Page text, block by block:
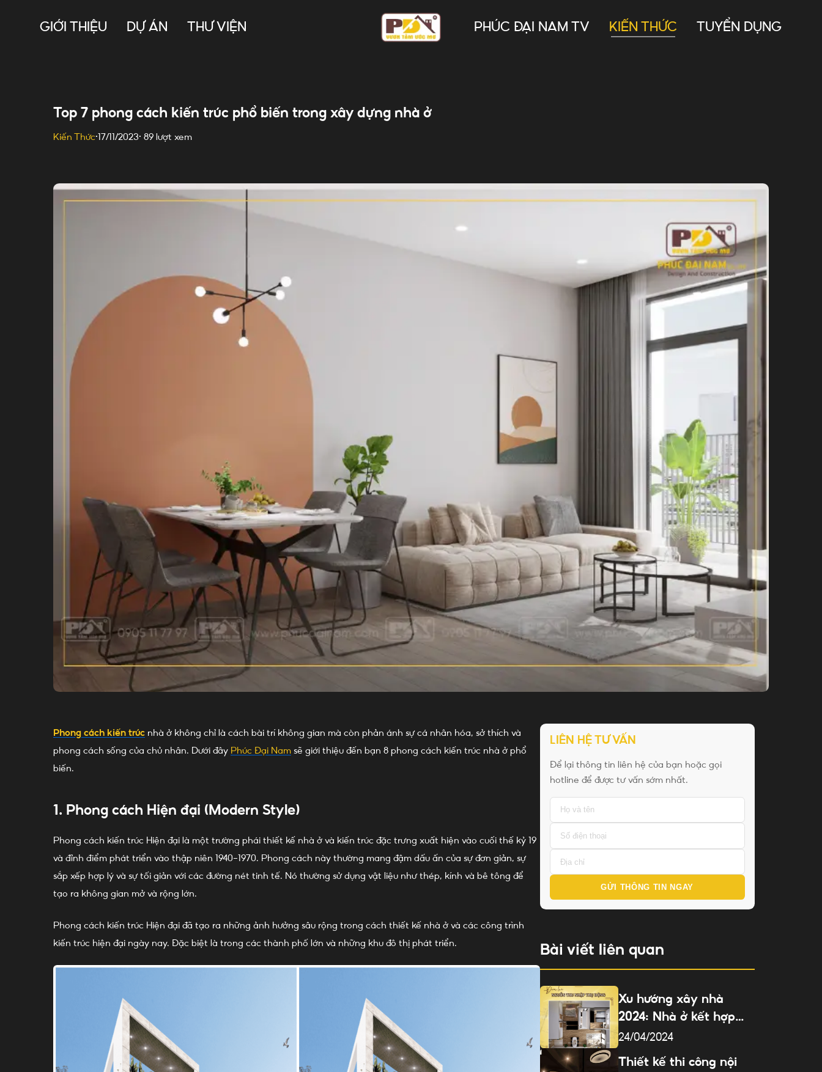
GIỚI THIỆU DỰ ÁN THƯ VIỆN PHÚC ĐẠI NAM TV KIẾN THỨC TUYỂN DỤNG
Top 7 phong cách kiến trúc phổ biến trong xây dựng nhà ở
Kiến Thức• 17/11/2023• 89 lượt xem
Phong cách kiến trúc nhà ở không chỉ là cách bài trí không gian mà còn phản ánh sự cá nhân hóa, sở thích và
phong cách sống của chủ nhân. Dưới đây Phúc Đại Nam sẽ giới thiệu đến bạn 8 phong cách kiến trúc nhà ở phổ
biến.
1. Phong cách Hiện đại (Modern Style)
Phong cách kiến trúc Hiện đại là một trường phái thiết kế nhà ở và kiến trúc đặc trưng xuất hiện vào cuối thế kỷ 19
và đỉnh điểm phát triển vào thập niên 1940-1970. Phong cách này thường mang đậm dấu ấn của sự đơn giản, sự
sắp xếp hợp lý và sự tối giản với các đường nét tinh tế. Nó thường sử dụng vật liệu như thép, kính và bê tông để
tạo ra không gian mở và rộng lớn.
Phong cách kiến trúc Hiện đại đã tạo ra những ảnh hưởng sâu rộng trong cách thiết kế nhà ở và các công trình
kiến trúc hiện đại ngày nay. Đặc biệt là trong các thành phố lớn và những khu đô thị phát triển.
LIÊN HỆ TƯ VẤN
Để lại thông tin liên hệ của bạn hoặc gọi
hotline để được tư vấn sớm nhất.
GỬI THÔNG TIN NGAY
Bài viết liên quan
Xu hướng xây nhà
2024: Nhà ở kết hợp
căn hộ
24/04/2024
Thiết kế thi công nội